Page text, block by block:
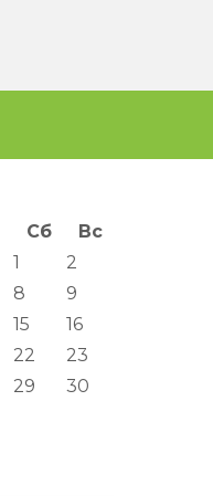
Сб
Вс
1
2
8
9
15
16
22
23
29
30